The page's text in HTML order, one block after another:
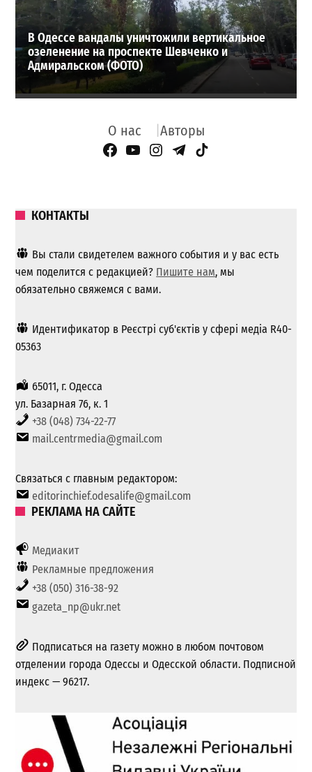
В Одессе вандалы уничтожили вертикальное
озеленение на проспекте Шевченко и
Адмиральском (ФОТО)
О нас Авторы
Facebook Page
YouTube
Instagram
Telegram
TikTok
КОНТАКТЫ
Вы стали свидетелем важного события и у вас есть
чем поделится с редакцией? Пишите нам, мы
обязательно свяжемся с вами.
Идентификатор в Реєстрі суб'єктів у сфері медіа R40-
05363
65011, г. Одесса
ул. Базарная 76, к. 1
+38 (048) 734-22-77
mail.centrmedia@gmail.com
Связаться с главным редактором:
editorinchief.odesalife@gmail.com
РЕКЛАМА НА САЙТЕ
Медиакит
Рекламные предложения
+38 (050) 316-38-92
gazeta_np@ukr.net
Подписаться на газету можно в любом почтовом
отделении города Одессы и Одесской области. Подписной
индекс — 96217.